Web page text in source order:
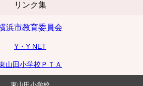
リンク集
浜市教育委員会
Y・Y NET
山田小学校ＰＴＡ